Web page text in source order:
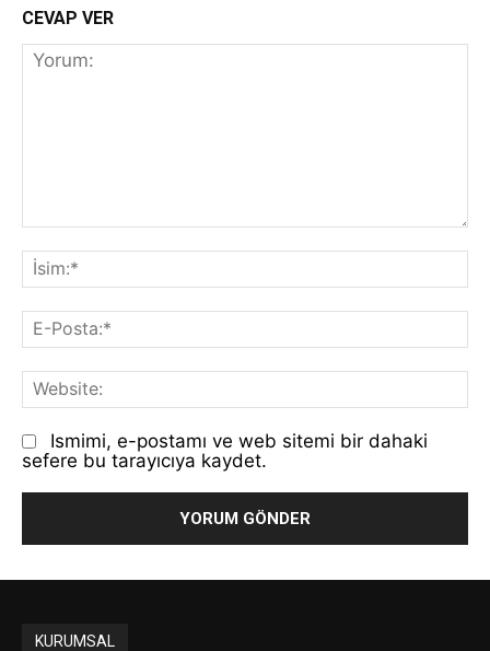
CEVAP VER
Yorum:
E-
Ismimi, e-postamı ve web sitemi bir dahaki
sefere bu tarayıcıya kaydet.
KURUMSAL